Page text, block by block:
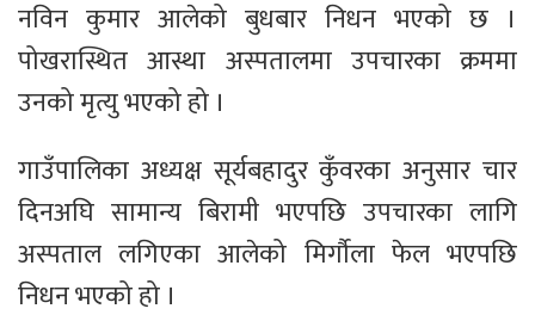
नविन कुमार आलेको बुधबार निधन भएको छ ।
पोखरास्थित आस्था अस्पतालमा उपचारका क्रममा
उनको मृत्यु भएको हो ।
गाउँपालिका अध्यक्ष सूर्यबहादुर कुँवरका अनुसार चार
दिनअघि सामान्य बिरामी भएपछि उपचारका लागि
अस्पताल लगिएका आलेको मिर्गौला फेल भएपछि
निधन भएको हो ।